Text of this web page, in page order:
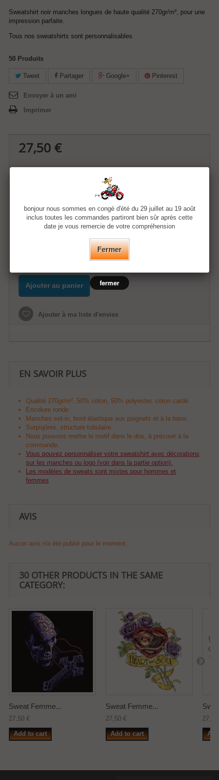
Sweatshirt noir manches longues de haute qualité 270gr/m², pour une
impression parfaite.
Tous nos sweatshirts sont personnalisables
50 Produits
Tweet Partager Google+ Pinterest
Envoyer à un ami
Imprimer
27,50 €
Taille
Ajouter au panier
Ajouter à ma liste d'envies
EN SAVOIR PLUS
Qualité 270gr/m², 50% coton, 50% polyester, coton cardé.
Encolure ronde.
Manches set-in, bord élastique aux poignets et à la base.
Surpiqûres, structure tubulaire.
Nous pouvons mettre le motif dans le dos, à préciser à la
commande.
Vous pouvez personnaliser votre sweatshirt avec décorations
sur les manches ou logo (voir dans la partie option).
Les modèles de sweats sont mixtes pour hommes et
femmes
AVIS
Aucun avis n'a été publié pour le moment.
30 OTHER PRODUCTS IN THE SAME
CATEGORY:
Sweat Femme...
27,50 €
Add to cart
Sweat Femme...
27,50 €
Add to cart
bonjour nous sommes en congé d'été du 29 juillet au 19 août
inclus toutes les commandes partiront bien sûr après cette
date je vous remercie de votre compréhension
Fermer
fermer